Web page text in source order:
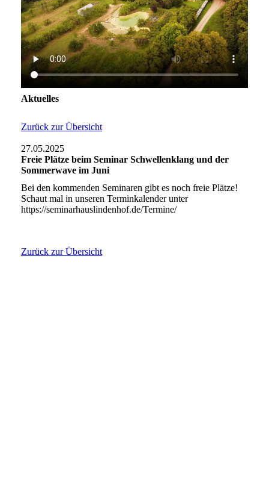
Aktuelles
Zurück zur Übersicht
27.05.2025
Freie Plätze beim Seminar Schwellenklang und der
Sommerwave im Juni
Bei den kommenden Seminaren gibt es noch freie Plätze!
Schaut mal in unseren Terminkalender unter
https://seminarhauslindenhof.de/Termine/
Zurück zur Übersicht